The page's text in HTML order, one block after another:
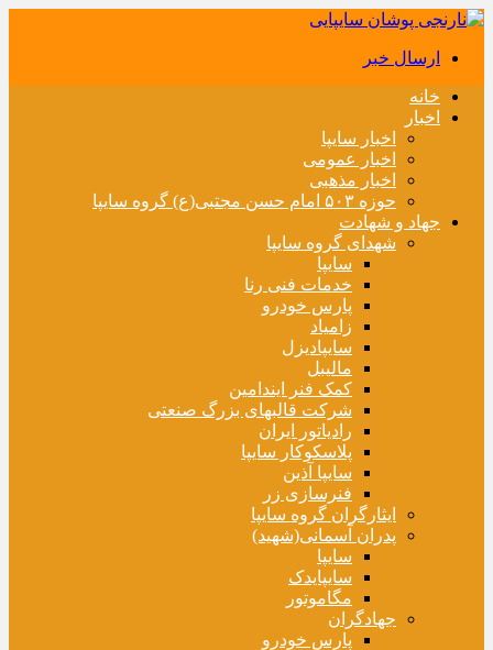
ارسال خبر
خانه
اخبار
اخبار سایپا
اخبار عمومی
اخبار مذهبی
حوزه ۵۰۳ امام حسن مجتبی(ع) گروه سایپا
جهاد و شهادت
شهدای گروه سایپا
سایپا
خدمات فنی رنا
پارس خودرو
زامیاد
سایپادیزل
مالیبل
کمک فنر ایندامین
شرکت قالبهای بزرگ صنعتی
رادیاتور ایران
پلاسکوکار سایپا
سایپا آذین
فنرسازی زر
ایثارگران گروه سایپا
پدران آسمانی(شهید)
سایپا
سایپایدک
مگاموتور
جهادگران
پارس خودرو